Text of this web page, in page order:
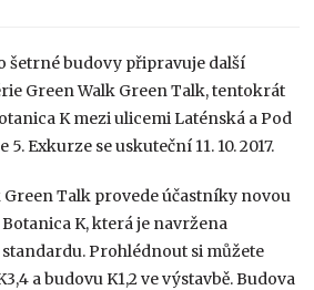
šetrné budovy připravuje další
Green Walk Green Talk, tentokrát
K mezi ulicemi Laténská a Pod
Exkurze se uskuteční 11. 10. 2017.
Talk provede účastníky novou
K, která je navržena
Prohlédnout si můžete
a budovu K1,2 ve výstavbě. Budova